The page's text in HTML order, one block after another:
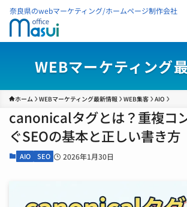
奈良県のwebマーケティング/ホームページ制作会社
WEBマーケティング
ホーム WEBマーケティング最新情報 WEB集客 AIO
canonicalタグとは？重複コ
ぐSEOの基本と正しい書き方
AIO SEO 2026年1月30日